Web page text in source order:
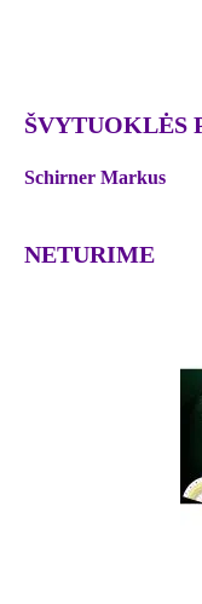
ŠVYTUOKLĖS
Schirner Markus
NETURIME